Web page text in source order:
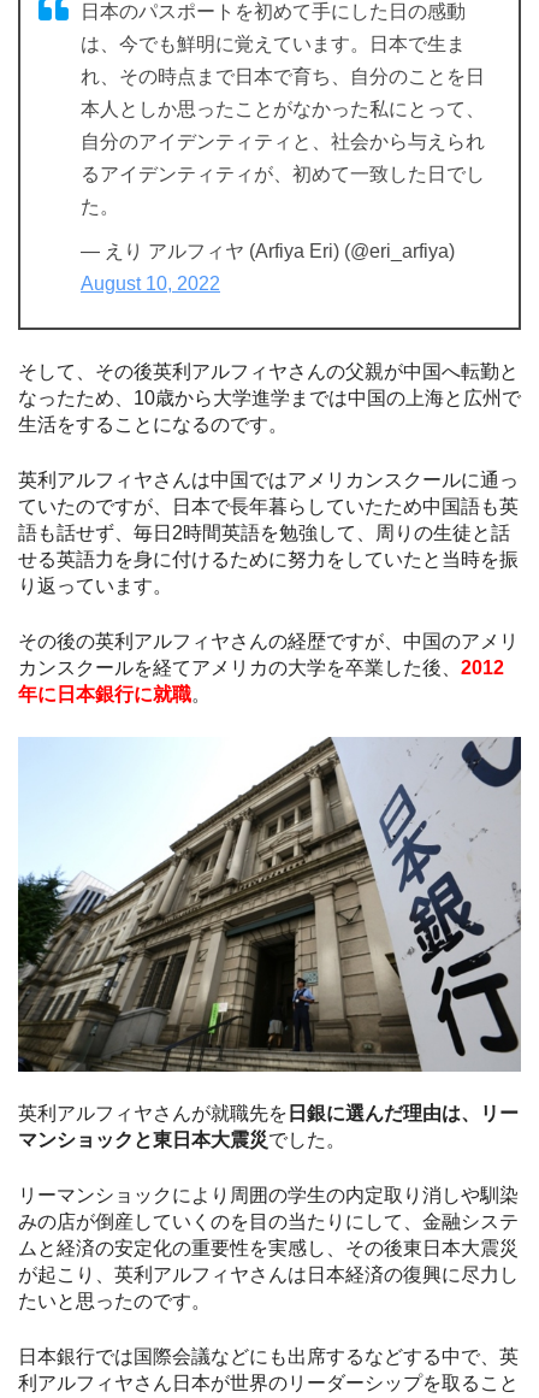
日本のパスポートを初めて手にした日の感動
は、今でも鮮明に覚えています。日本で生ま
れ、その時点まで日本で育ち、自分のことを日
本人としか思ったことがなかった私にとって、
自分のアイデンティティと、社会から与えられ
るアイデンティティが、初めて一致した日でし
た。
— えり アルフィヤ (Arfiya Eri) (@eri_arfiya)
August 10, 2022
そして、その後英利アルフィヤさんの父親が中国へ転勤と
なったため、10歳から大学進学までは中国の上海と広州で
生活をすることになるのです。
英利アルフィヤさんは中国ではアメリカンスクールに通っ
ていたのですが、日本で長年暮らしていたため中国語も英
語も話せず、毎日2時間英語を勉強して、周りの生徒と話
せる英語力を身に付けるために努力をしていたと当時を振
り返っています。
その後の英利アルフィヤさんの経歴ですが、中国のアメリ
カンスクールを経てアメリカの大学を卒業した後、 2012
年に日本銀行に就職。
英利アルフィヤさんが就職先を 日銀に選んだ理由は、リー
マンショックと東日本大震災でした。
リーマンショックにより周囲の学生の内定取り消しや馴染
みの店が倒産していくのを目の当たりにして、金融システ
ムと経済の安定化の重要性を実感し、その後東日本大震災
が起こり、英利アルフィヤさんは日本経済の復興に尽力し
たいと思ったのです。
日本銀行では国際会議などにも出席するなどする中で、英
利アルフィヤさん日本が世界のリーダーシップを取ること